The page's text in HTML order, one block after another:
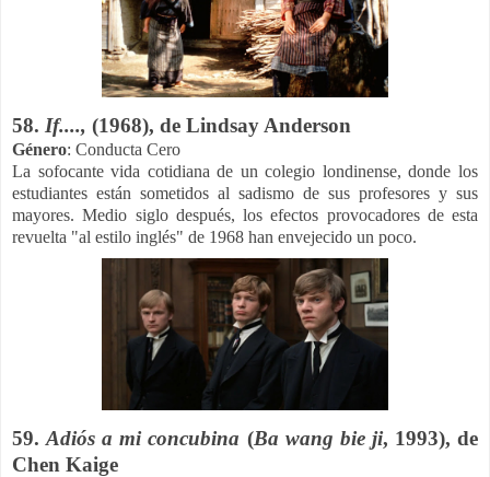
58. If...., (1968), de Lindsay Anderson
Género: Conducta Cero
La sofocante vida cotidiana de un colegio londinense, donde los
estudiantes están sometidos al sadismo de sus profesores y sus
mayores. Medio siglo después, los efectos provocadores de esta
revuelta "al estilo inglés" de 1968 han envejecido un poco.
59.Adiós a mi concubina (Ba wang bie ji, 1993), de
Chen Kaige